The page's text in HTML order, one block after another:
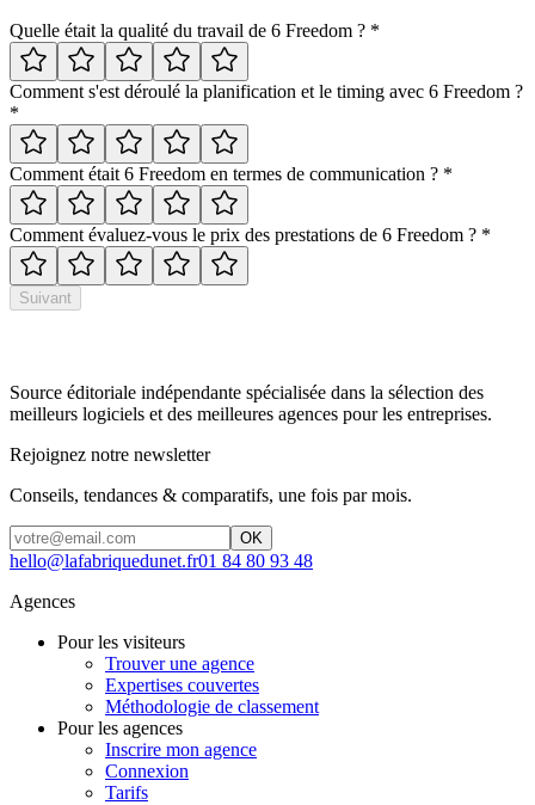
Quelle était la qualité du travail de 6 Freedom ? *
Comment s'est déroulé la planification et le timing avec 6 Freedom ?
*
Comment était 6 Freedom en termes de communication ? *
Comment évaluez-vous le prix des prestations de 6 Freedom ? *
Suivant
Source éditoriale indépendante spécialisée dans la sélection des
meilleurs logiciels et des meilleures agences pour les entreprises.
Rejoignez notre newsletter
Conseils, tendances & comparatifs, une fois par mois.
OK
hello@lafabriquedunet.fr01 84 80 93 48
Agences
Pour les visiteurs
Trouver une agence
Expertises couvertes
Méthodologie de classement
Pour les agences
Inscrire mon agence
Connexion
Tarifs